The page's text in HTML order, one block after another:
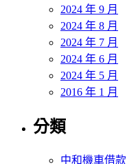
2024 年 9 月
2024 年 8 月
2024 年 7 月
2024 年 6 月
2024 年 5 月
2016 年 1 月
分類
中和機車借款